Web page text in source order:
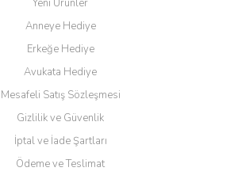
Yeni Ürünler
Anneye Hediye
Erkeğe Hediye
Avukata Hediye
Mesafeli Satış Sözleşmesi
Gizlilik ve Güvenlik
İptal ve İade Şartları
Ödeme ve Teslimat